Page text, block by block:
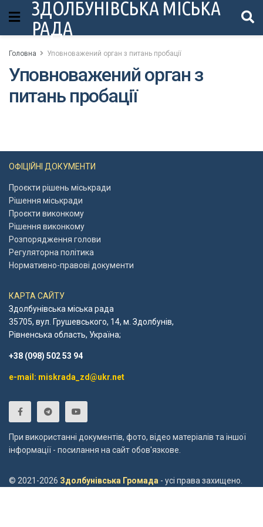
ЗДОЛБУНІВСЬКА МІСЬКА
РАДА
Головна Уповноважений орган з питань пробації
Уповноважений орган з
питань пробації
ОФІЦІЙНІ ДОКУМЕНТИ
Проєкти рішень міськради
Рішення міськради
Проєкти виконкому
Рішення виконкому
Розпорядження голови
Регуляторна політика
Нормативно-правові документи
КАРТА САЙТУ
Здолбунівська міська рада
35705, вул. Грушевського, 14, м. Здолбунів,
Рівненська область, Україна;
+38 (098) 502 53 94
e-mail: miskrada_zd@ukr.net
При використанні документів, фото, відео матеріалів та іншої
інформації - посилання на сайт обов'язкове.
© 2021-2026 Здолбунівська Громада - усі права захищено.